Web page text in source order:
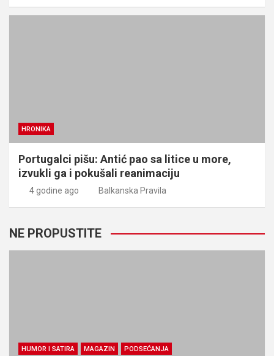
HRONIKA
Portugalci pišu: Antić pao sa litice u more,
izvukli ga i pokušali reanimaciju
4 godine ago Balkanska Pravila
NE PROPUSTITE
HUMOR I SATIRA MAGAZIN
PODSEĆANJA